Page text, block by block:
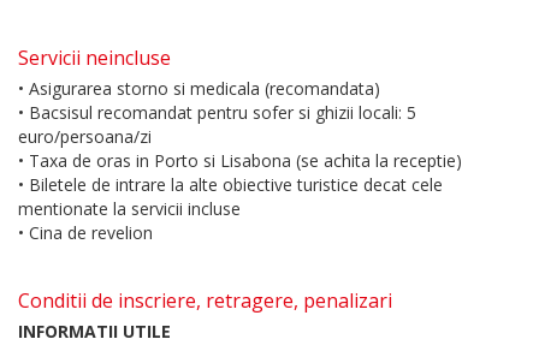
Servicii neincluse
• Asigurarea storno si medicala (recomandata)
• Bacsisul recomandat pentru sofer si ghizii locali: 5
euro/persoana/zi
• Taxa de oras in Porto si Lisabona (se achita la receptie)
• Biletele de intrare la alte obiective turistice decat cele
mentionate la servicii incluse
• Cina de revelion
Conditii de inscriere, retragere, penalizari
INFORMATII UTILE